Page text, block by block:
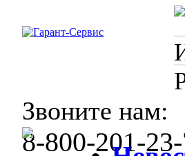
Звоните нам:
8-800-201-